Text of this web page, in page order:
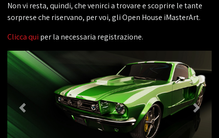
Non vi resta, quindi, che venirci a trovare e scoprire le tante
sorprese che riservano, per voi, gli Open House iMasterArt.
Clicca qui per la necessaria registrazione.